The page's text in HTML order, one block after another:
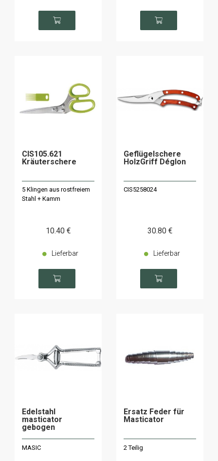
CIS105.621
Kräuterschere
5 Klingen aus rostfreiem
Stahl + Kamm
10.40 €
Lieferbar
Geflügelschere
HolzGriff Déglon
CIS5258024
30.80 €
Lieferbar
Edelstahl
masticator
gebogen
MASIC
Ersatz Feder für
Masticator
2 Teilig